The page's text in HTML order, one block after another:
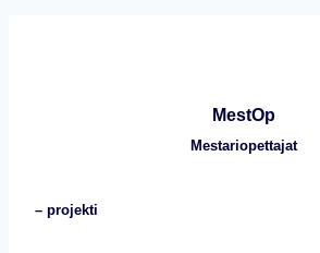
MestOp
Mestariopettajat
– projekti